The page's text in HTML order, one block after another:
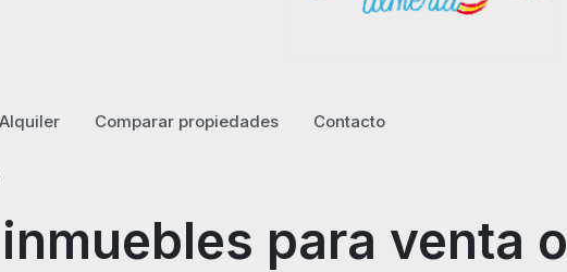
Alquiler Comparar propiedades Contacto
para venta o